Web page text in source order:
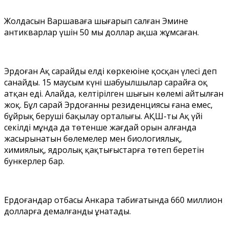
Жолдасын Варшаваға шығарып салған Эмине
антикварлар үшін 50 мың доллар ақша жұмсаған.
Эрдоған Ақ сарайды елдің көркеюіне қосқан үлесі деп
санайды. 15 маусым күні шабуылшылар сарайға оқ
атқан еді. Алайда, келтірілген шығын көлемі айтылған
жоқ. Бұл сарай Эрдоғанның резиденциясы ғана емес,
бұйрық беруші бақылау орталығы. АҚШ-тың Ақ үйі
секілді мұнда да төтенше жағдай орын алғанда
жасырынатын бөлемелер мен биологиялық,
химиялық, ядролық қақтығыстарға төтеп беретін
бункерлер бар.
Ердоғандар отбасы Анкара табиғатында 660 миллион
долларға демалғанды ұнатады.